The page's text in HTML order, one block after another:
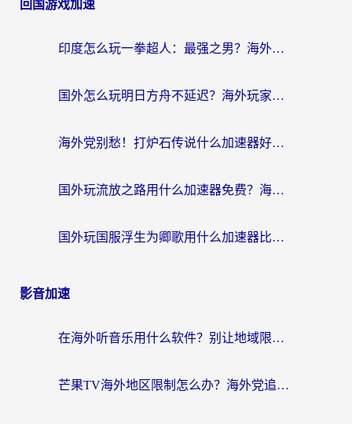
回国游戏加速
印度怎么玩一拳超人：最强之男？海外党国服游戏加速避坑指南
国外怎么玩明日方舟不延迟？海外玩家国服游戏加速终极指南（附DNF梦幻诛仙解决方案）
海外党别愁！打炉石传说什么加速器好用？3个实用技巧解决国服游戏卡顿
国外玩流放之路用什么加速器免费？海外党亲测有效的国服游戏加速指南
国外玩国服浮生为卿歌用什么加速器比较好？海外党亲测不踩坑指南
影音加速
在海外听音乐用什么软件？别让地域限制断了你的华语歌单
芒果TV海外地区限制怎么办？海外党追剧看片的实用加速器选择指南